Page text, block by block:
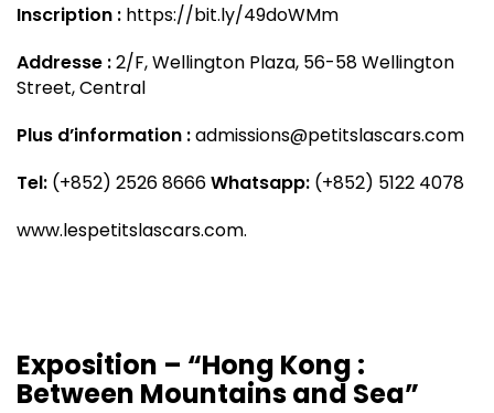
Inscription : https://bit.ly/49doWMm
Addresse :2/F, Wellington Plaza, 56-58 Wellington
Street, Central
Plus d’information :admissions@petitslascars.com
Tel: (+852) 2526 8666Whatsapp: (+852) 5122 4078
www.lespetitslascars.com.
Exposition – “Hong Kong :
Between Mountains and Sea”